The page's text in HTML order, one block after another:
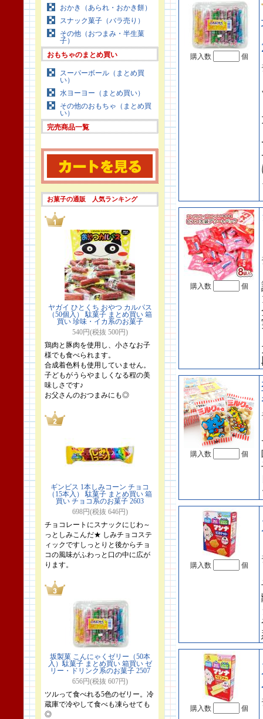
おかき（あられ・おかき餅）
スナック菓子（バラ売り）
その他（おつまみ・半生菓
子）
おもちゃのまとめ買い
スーパーボール（まとめ買
い）
水ヨーヨー（まとめ買い）
その他のおもちゃ（まとめ買
い）
完売商品一覧
お菓子の通販 人気ランキング
ヤガイ ひとくち おやつ カルパス
（50個入） 駄菓子 まとめ買い 箱
買い 珍味・イカ系のお菓子
540円(税抜 500円)
鶏肉と豚肉を使用し、小さなお子
様でも食べられます。
合成着色料も使用していません。
子どもがうらやましくなる程の美
味しさです♪
お父さんのおつまみにも◎
ギンビス 1本しみコーン チョコ
（15本入） 駄菓子 まとめ買い 箱
買い チョコ系のお菓子 2603
698円(税抜 646円)
チョコレートにスナックにじわ～
っとしみこんだ★ しみチョコステ
ィックですしっとりと後からチョ
コの風味がふわっと口の中に広が
ります。
坂製菓 こんにゃくゼリー（50本
入）駄菓子 まとめ買い 箱買い ゼ
リー・ドリンク系のお菓子 2507
656円(税抜 607円)
ツルって食べれる5色のゼリー。冷
蔵庫で冷やして食べも凍らせても
◎
購入数 個
購入数 個
購入数 個
購入数 個
購入数 個